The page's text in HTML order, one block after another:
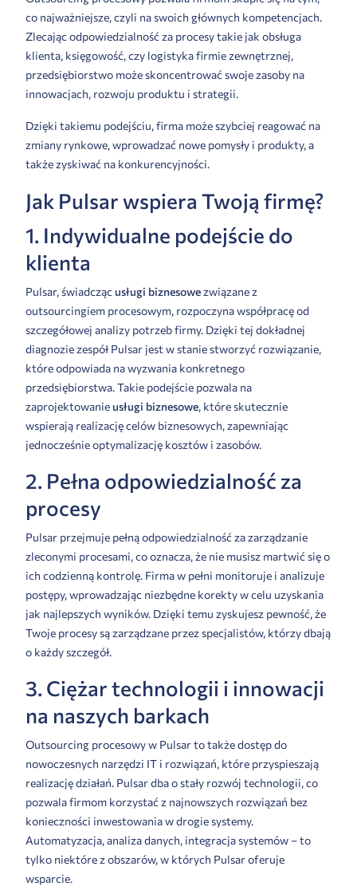
co najważniejsze, czyli na swoich głównych kompetencjach.
Zlecając odpowiedzialność za procesy takie jak obsługa
klienta, księgowość, czy logistyka firmie zewnętrznej,
przedsiębiorstwo może skoncentrować swoje zasoby na
innowacjach, rozwoju produktu i strategii.
Dzięki takiemu podejściu, firma może szybciej reagować na
zmiany rynkowe, wprowadzać nowe pomysły i produkty, a
także zyskiwać na konkurencyjności.
Jak Pulsar wspiera Twoją firmę?
1. Indywidualne podejście do
klienta
Pulsar, świadcząc usługi biznesowezwiązane z
outsourcingiem procesowym, rozpoczyna współpracę od
szczegółowej analizy potrzeb firmy. Dzięki tej dokładnej
diagnozie zespół Pulsar jest w stanie stworzyć rozwiązanie,
które odpowiada na wyzwania konkretnego
przedsiębiorstwa. Takie podejście pozwala na
zaprojektowanie usługi biznesowe, które skutecznie
wspierają realizację celów biznesowych, zapewniając
jednocześnie optymalizację kosztów i zasobów.
2. Pełna odpowiedzialność za
procesy
Pulsar przejmuje pełną odpowiedzialność za zarządzanie
zleconymi procesami, co oznacza, że nie musisz martwić się o
ich codzienną kontrolę. Firma w pełni monitoruje i analizuje
postępy, wprowadzając niezbędne korekty w celu uzyskania
jak najlepszych wyników. Dzięki temu zyskujesz pewność, że
Twoje procesy są zarządzane przez specjalistów, którzy dbają
o każdy szczegół.
3. Ciężar technologii i innowacji
na naszych barkach
Outsourcing procesowy w Pulsar to także dostęp do
nowoczesnych narzędzi IT i rozwiązań, które przyspieszają
realizację działań. Pulsar dba o stały rozwój technologii, co
pozwala firmom korzystać z najnowszych rozwiązań bez
konieczności inwestowania w drogie systemy.
Automatyzacja, analiza danych, integracja systemów – to
tylko niektóre z obszarów, w których Pulsar oferuje
wsparcie.